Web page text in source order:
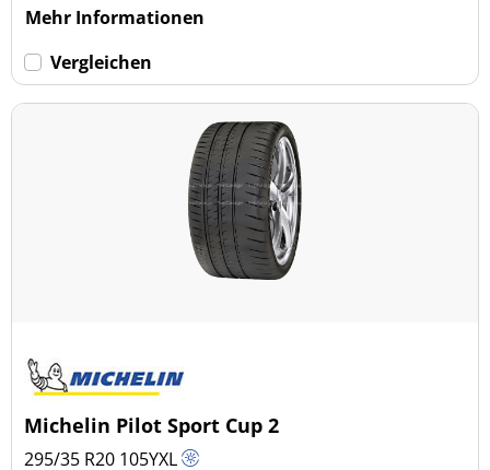
Mehr Informationen
Vergleichen
Michelin Pilot Sport Cup 2
295/35 R20 105YXL